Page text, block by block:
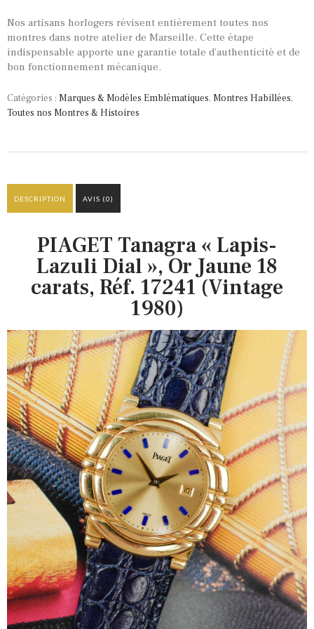
Nos artisans horlogers révisent entièrement toutes nos
montres dans notre atelier de Marseille. Cette étape
indispensable apporte une garantie totale d’authenticité et de
bon fonctionnement mécanique.
Catégories : Marques & Modèles Emblématiques, Montres Habillées,
Toutes nos Montres & Histoires
DESCRIPTION AVIS (0)
PIAGET Tanagra « Lapis-
Lazuli Dial », Or Jaune 18
carats, Réf. 17241 (Vintage
1980)